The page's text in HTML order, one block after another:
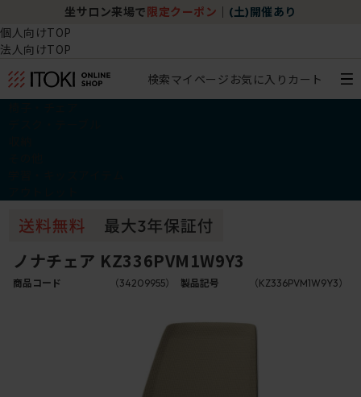
坐サロン来場で 限定クーポン (土)開催あり
個人向けTOP
法人向けTOP
検索マイページ お気に入り カート
ノナチェア KZ336PVM1W9Y3
商品コード （34209955） 製品記号 （KZ336PVM1W9Y3）